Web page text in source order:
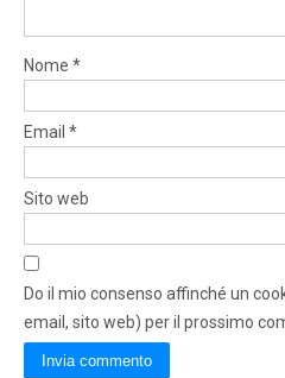
Nome *
Email *
Sito web
Do il mio consenso affinché un
email, sito web) per il prossimo